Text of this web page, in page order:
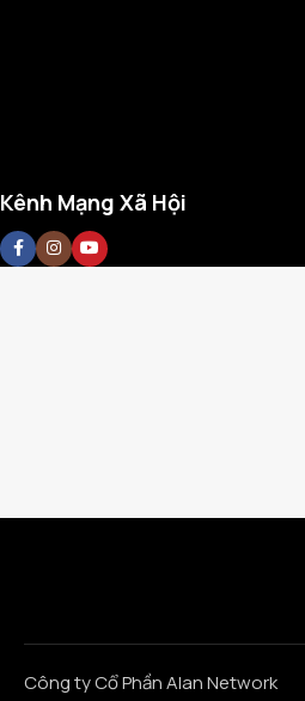
Kênh Mạng Xã Hội
Công ty Cổ Phần Alan Network